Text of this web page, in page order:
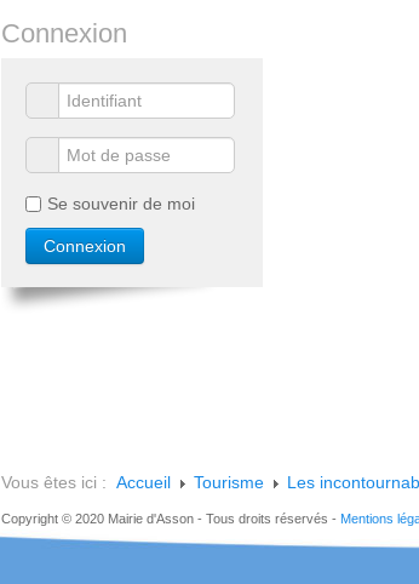
Connexion
Se souvenir de moi
Vous êtes ici : Accueil Tourisme Les
Copyright © 2020 Mairie d'Asson - Tous droits réservés - Mentions